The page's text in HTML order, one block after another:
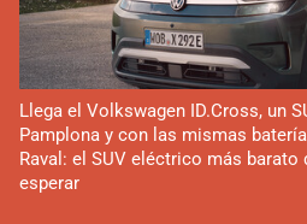
Llega el Volkswagen ID.Cross, un
Pamplona y con las mismas
Raval: el SUV eléctrico más barato
esperar